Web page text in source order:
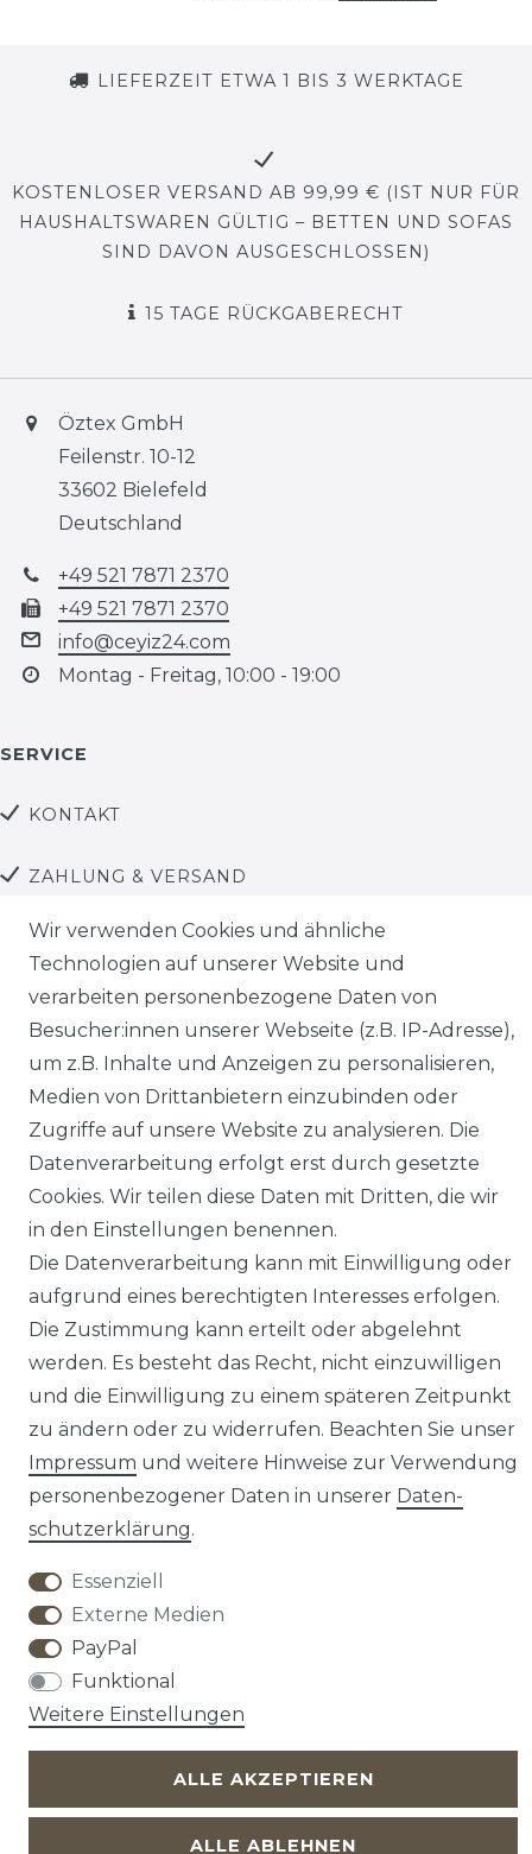
LIEFERZEIT ETWA 1 BIS 3 WERKTAGE
KOSTENLOSER VERSAND AB 99,99 € (IST NUR FÜR
HAUSHALTSWAREN GÜLTIG – BETTEN UND SOFAS
SIND DAVON AUSGESCHLOSSEN)
15 TAGE RÜCKGABERECHT
Öztex GmbH
Feilenstr. 10-12
33602 Bielefeld
Deutschland
+49 521 7871 2370
+49 521 7871 2370
info@ceyiz24.com
Montag - Freitag, 10:00 - 19:00
SERVICE
KONTAKT
ZAHLUNG & VERSAND
AGB
DATENSCHUTZ
Facebook
YouTube
Sicher Bezahlen
There are no reviews yet.
Widerrufs­recht
Impressum
Wir verwenden Cookies und ähnliche
Technologien auf unserer Website und
verarbeiten personenbezogene Daten von
Besucher:innen unserer Webseite (z.B. IP-Adresse),
um z.B. Inhalte und Anzeigen zu personalisieren,
Medien von Drittanbietern einzubinden oder
Zugriffe auf unsere Website zu analysieren. Die
Datenverarbeitung erfolgt erst durch gesetzte
Cookies. Wir teilen diese Daten mit Dritten, die wir
in den Einstellungen benennen.
Die Datenverarbeitung kann mit Einwilligung oder
aufgrund eines berechtigten Interesses erfolgen.
Die Zustimmung kann erteilt oder abgelehnt
werden. Es besteht das Recht, nicht einzuwilligen
und die Einwilligung zu einem späteren Zeitpunkt
zu ändern oder zu widerrufen. Beachten Sie unser
Impressum und weitere Hinweise zur Verwendung
personenbezogener Daten in unserer Daten­
schutz­erklärung.
Essenziell
Externe Medien
PayPal
Funktional
Weitere Einstellungen
ALLE AKZEPTIEREN
ALLE ABLEHNEN